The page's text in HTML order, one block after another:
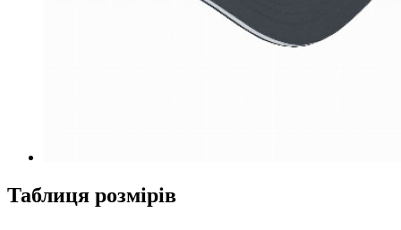
Таблиця розмірів